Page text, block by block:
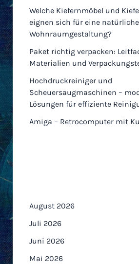
Welche Kiefernmöbel und
eignen sich für eine
Wohnraumgestaltung?
Paket richtig verpacken:
Materialien und
Hochdruckreiniger und
Scheuersaugmaschinen –
Lösungen für effiziente
Amiga – Retrocomputer mit
August 2026
Juli 2026
Juni 2026
Mai 2026